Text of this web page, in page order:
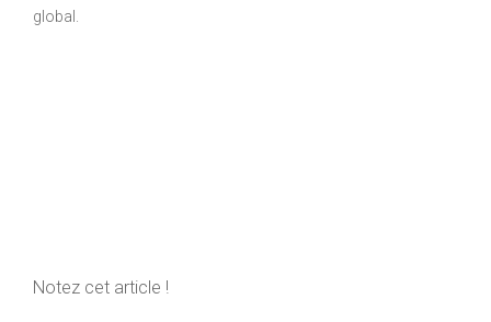
global.
Notez cet article !